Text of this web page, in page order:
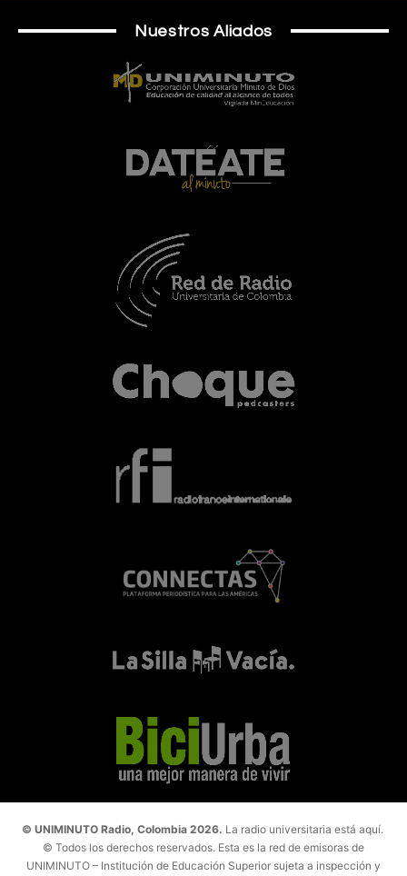
Nuestros Aliados
© UNIMINUTO Radio, Colombia 2026. La radio universitaria está aquí.
© Todos los derechos reservados. Esta es la red de emisoras de
UNIMINUTO – Institución de Educación Superior sujeta a inspección y